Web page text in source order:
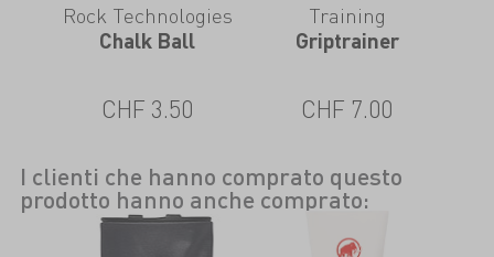
Rock Technologies
Chalk Ball
CHF 3.50
Training
Griptrainer
CHF 7.00
I clienti che hanno comprato questo
prodotto hanno anche comprato: